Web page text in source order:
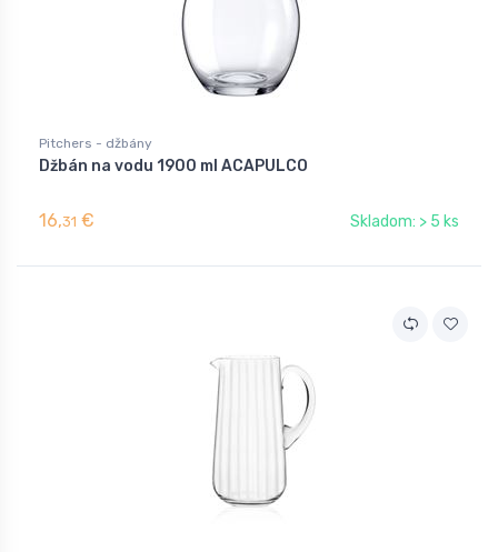
Pitchers - džbány
Džbán na vodu 1900 ml ACAPULCO
16,31 € Skladom: > 5 ks